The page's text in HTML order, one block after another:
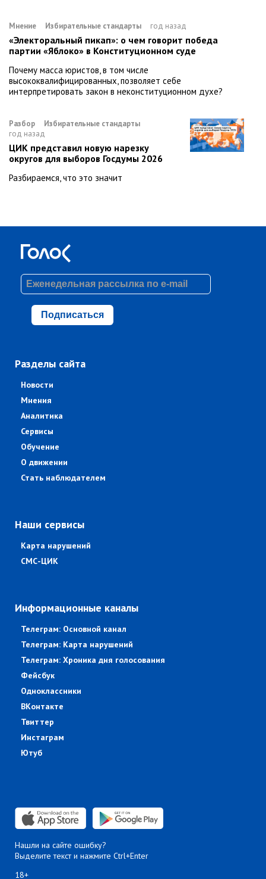
Мнение Избирательные стандарты год назад
«Электоральный пикап»: о чем говорит победа
партии «Яблоко» в Конституционном суде
Почему масса юристов, в том числе
высококвалифицированных, позволяет себе
интерпретировать закон в неконституционном духе?
Разбор
Избирательные стандарты
год назад
ЦИК представил новую нарезку
округов для выборов Госдумы 2026
Разбираемся, что это значит
Подписаться
Разделы сайта
Новости
Мнения
Аналитика
Сервисы
Обучение
О движении
Стать наблюдателем
Наши сервисы
Карта нарушений
СМС-ЦИК
Информационные каналы
Телеграм: Основной канал
Телеграм: Карта нарушений
Телеграм: Хроника дня голосования
Фейсбук
Одноклассники
ВКонтакте
Твиттер
Инстаграм
Ютуб
Нашли на сайте ошибку?
Выделите текст и нажмите Ctrl+Enter
18+